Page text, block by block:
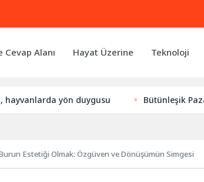
Cevap Alanı Hayat Üzerine Teknoloji
yön duygusu Bütünleşik Pazarlama:
Estetiği Olmak: Özgüven ve Dönüşümün Simgesi